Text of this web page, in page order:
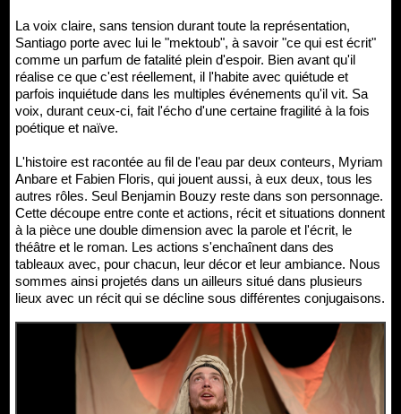
La voix claire, sans tension durant toute la représentation,
Santiago porte avec lui le "mektoub", à savoir "ce qui est écrit"
comme un parfum de fatalité plein d'espoir. Bien avant qu'il
réalise ce que c'est réellement, il l'habite avec quiétude et
parfois inquiétude dans les multiples événements qu'il vit. Sa
voix, durant ceux-ci, fait l'écho d'une certaine fragilité à la fois
poétique et naïve.
L'histoire est racontée au fil de l'eau par deux conteurs, Myriam
Anbare et Fabien Floris, qui jouent aussi, à eux deux, tous les
autres rôles. Seul Benjamin Bouzy reste dans son personnage.
Cette découpe entre conte et actions, récit et situations donnent
à la pièce une double dimension avec la parole et l'écrit, le
théâtre et le roman. Les actions s'enchaînent dans des
tableaux avec, pour chacun, leur décor et leur ambiance. Nous
sommes ainsi projetés dans un ailleurs situé dans plusieurs
lieux avec un récit qui se décline sous différentes conjugaisons.